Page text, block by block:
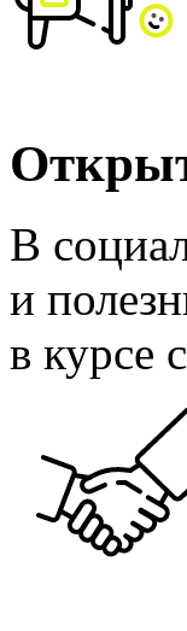
В
и
в курсе